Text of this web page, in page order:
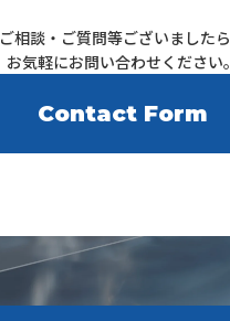
ご相談・ご質問等ございました
お気軽にお問い合わせください
Contact Form